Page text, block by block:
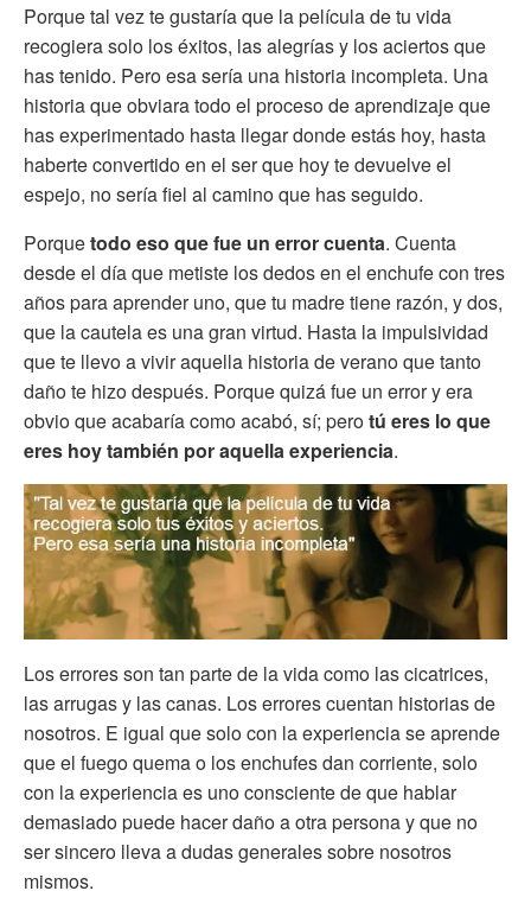
Porque tal vez te gustaría que la película de tu vida
recogiera solo los éxitos, las alegrías y los aciertos que
has tenido. Pero esa sería una historia incompleta. Una
historia que obviara todo el proceso de aprendizaje que
has experimentado hasta llegar donde estás hoy, hasta
haberte convertido en el ser que hoy te devuelve el
espejo, no sería fiel al camino que has seguido.
Porquetodo eso que fue un error cuenta. Cuenta
desde el día que metiste los dedos en el enchufe con tres
años para aprender uno, que tu madre tiene razón, y dos,
que la cautela es una gran virtud. Hasta la impulsividad
que te llevo a vivir aquella historia de verano que tanto
daño te hizo después. Porque quizá fue un error y era
obvio que acabaría como acabó, sí; perotú eres lo que
eres hoy también por aquella experiencia.
Los errores son tan parte de la vida como las cicatrices,
las arrugas y las canas. Los errores cuentan historias de
nosotros. E igual que solo con la experiencia se aprende
que el fuego quema o los enchufes dan corriente, solo
con la experiencia es uno consciente de que hablar
demasiado puede hacer daño a otra persona y que no
ser sincero lleva a dudas generales sobre nosotros
mismos.